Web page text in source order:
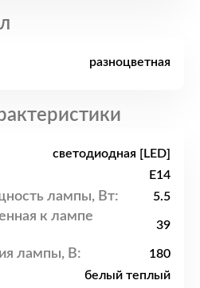
разноцветная
светодиодная [LED]
E14
лампы, Вт: 5.5
к лампе
39
лампы, В: 180
белый теплый